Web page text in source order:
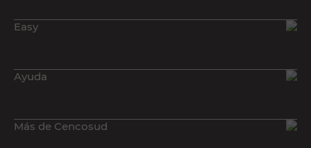
Easy
Ayuda
Más de Cencosud